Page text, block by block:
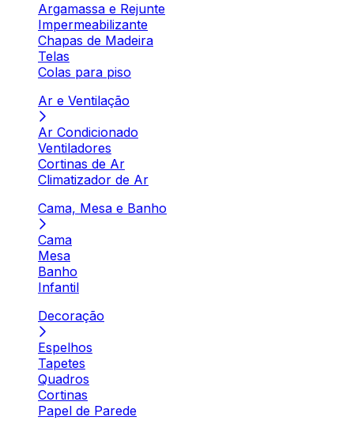
Argamassa e Rejunte
Impermeabilizante
Chapas de Madeira
Telas
Colas para piso
Ar e Ventilação
Ar Condicionado
Ventiladores
Cortinas de Ar
Climatizador de Ar
Cama, Mesa e Banho
Cama
Mesa
Banho
Infantil
Decoração
Espelhos
Tapetes
Quadros
Cortinas
Papel de Parede